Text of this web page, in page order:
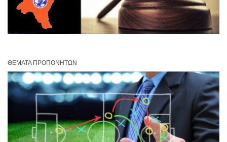
ΘΈΜΑΤΑ ΠΡΟΠΟΝΗΤΏΝ